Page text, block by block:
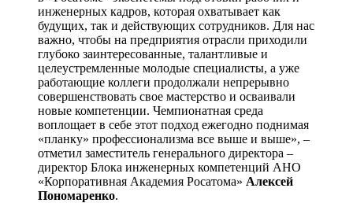
инженерных кадров, которая охватывает как
будущих, так и действующих сотрудников. Для нас
важно, чтобы на предприятия отрасли приходили
глубоко заинтересованные, талантливые и
целеустремленные молодые специалисты, а уже
работающие коллеги продолжали непрерывно
совершенствовать свое мастерство и осваивали
новые компетенции. Чемпионатная среда
воплощает в себе этот подход ежегодно поднимая
«планку» профессионализма все выше и выше», –
отметил заместитель генерального директора –
директор Блока инженерных компетенций АНО
«Корпоративная Академия Росатома» Алексей
Пономаренко.